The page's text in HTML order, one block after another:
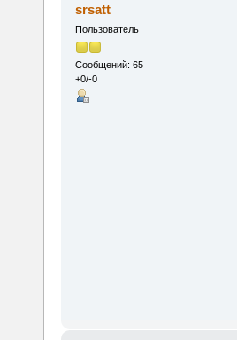
srsatt
Пользователь
Сообщений: 65
+0/-0